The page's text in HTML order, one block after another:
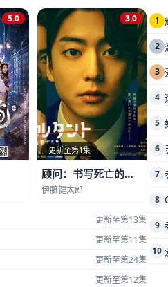
5.0
更新至第1集
3.0
顾问：书写死亡的男人
伊藤健太郎
更新至第13集
更新至第11集
更新至第24集
更新至第12集
1
2
3
4
5
6
7
8
9
10